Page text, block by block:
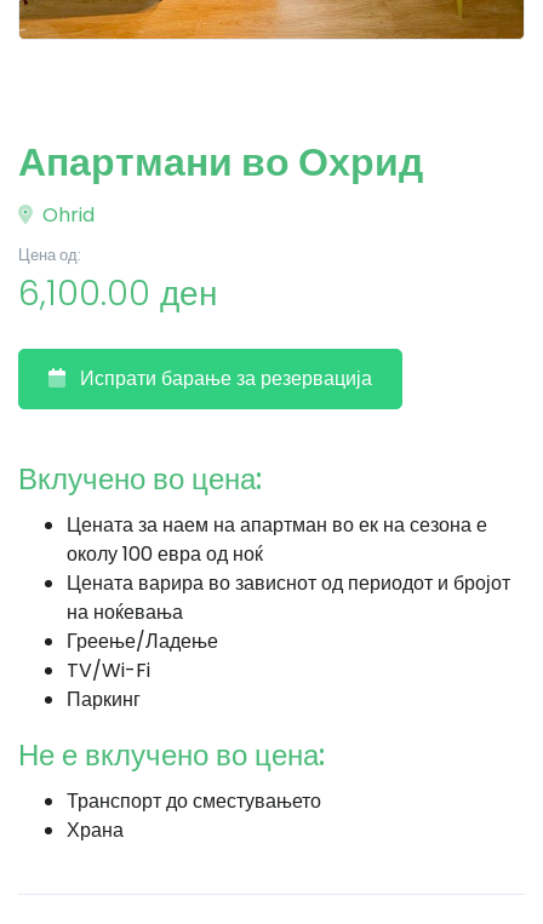
Апартмани во Охрид
Ohrid
Цена од:
6,100.00 ден
Испрати барање за резервација
Вклучено во цена:
Цената за наем на апартман во ек на сезона е
околу 100 евра од ноќ
Цената варира во зависнот од периодот и бројот
на ноќевања
Греење/Ладење
TV/Wi-Fi
Паркинг
Не е вклучено во цена:
Транспорт до сместувањето
Храна